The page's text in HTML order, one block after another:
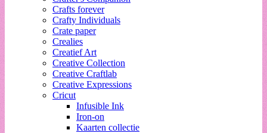
Crafts forever
Crafty Individuals
Crate paper
Crealies
Creatief Art
Creative Collection
Creative Craftlab
Creative Expressions
Cricut
Infusible Ink
Iron-on
Kaarten collectie